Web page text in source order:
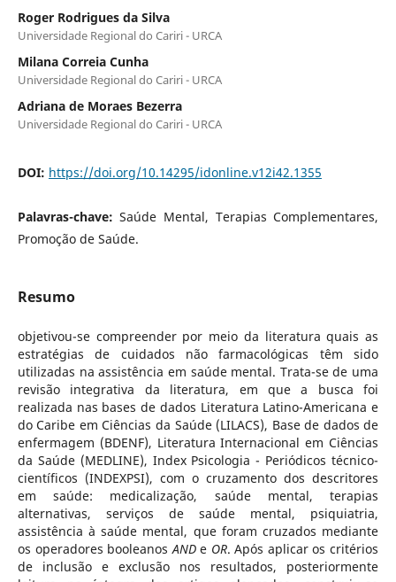
Roger Rodrigues da Silva
Universidade Regional do Cariri - URCA
Milana Correia Cunha
Universidade Regional do Cariri - URCA
Adriana de Moraes Bezerra
Universidade Regional do Cariri - URCA
DOI: https://doi.org/10.14295/idonline.v12i42.1355
Palavras-chave:Saúde Mental, Terapias Complementares,
Promoção de Saúde.
Resumo
objetivou-se compreender por meio da literatura quais as
estratégias de cuidados não farmacológicas têm sido
utilizadas na assistência em saúde mental. Trata-se de uma
revisão integrativa da literatura, em que a busca foi
realizada nas bases de dados Literatura Latino-Americana e
do Caribe em Ciências da Saúde (LILACS), Base de dados de
enfermagem (BDENF), Literatura Internacional em Ciências
da Saúde (MEDLINE), Index Psicologia - Periódicos técnico-
científicos (INDEXPSI), com o cruzamento dos descritores
em saúde: medicalização, saúde mental, terapias
alternativas, serviços de saúde mental, psiquiatria,
assistência à saúde mental, que foram cruzados mediante
os operadores booleanosANDe OR. Após aplicar os critérios
de inclusão e exclusão nos resultados, posteriormente